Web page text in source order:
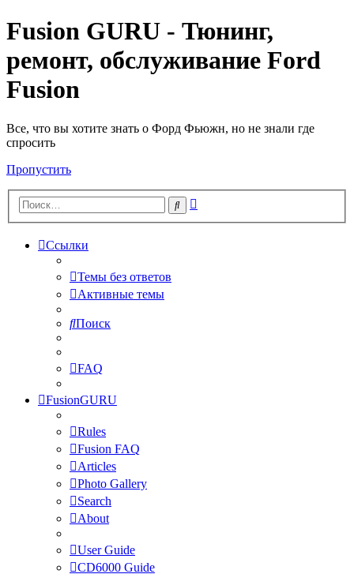
Fusion GURU - Тюнинг,
ремонт, обслуживание Ford
Fusion
Все, что вы хотите знать о Форд Фьюжн, но не знали где
спросить
Пропустить
Поиск
Ссылки
Темы без ответов
Активные темы
Поиск
FAQ
FusionGURU
Rules
Fusion FAQ
Articles
Photo Gallery
Search
About
User Guide
CD6000 Guide